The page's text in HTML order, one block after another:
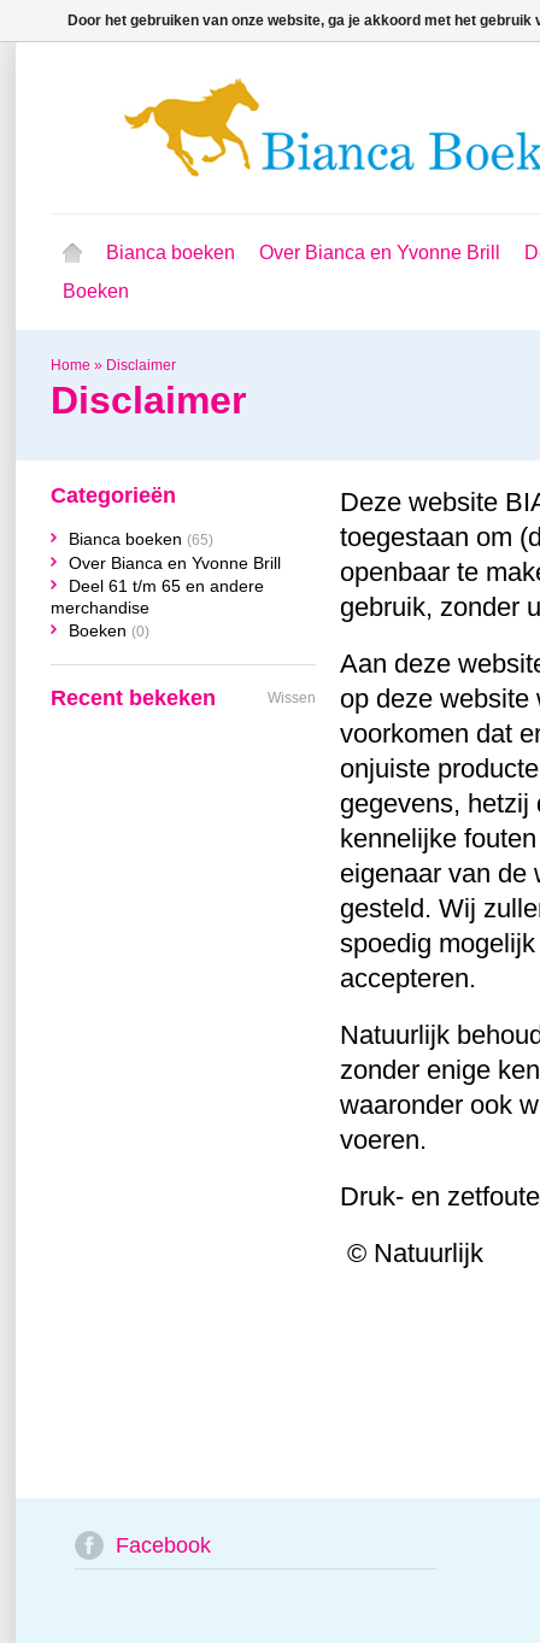
Bianca boeken Over Bianca en Yvonne Brill
Boeken
Home » Disclaimer
Disclaimer
Deze website
toegestaan om
openbaar te
gebruik, zonder
Aan deze
op deze website
voorkomen dat
onjuiste
gegevens, hetzij
kennelijke
eigenaar van de
gesteld. Wij
spoedig
accepteren.
Natuurlijk
zonder enige
waaronder ook
voeren.
Druk- en
© Natuurlijk
Categorieën
Bianca boeken (65)
Over Bianca en Yvonne Brill
Deel 61 t/m 65 en andere
merchandise
Boeken (0)
Recent bekeken Wissen
Facebook
Door het gebruiken van onze website, ga je akkoord met het